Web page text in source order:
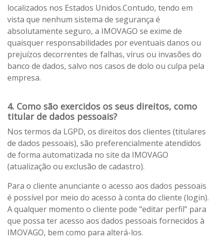
localizados nos Estados Unidos.Contudo, tendo em
vista que nenhum sistema de segurança é
absolutamente seguro, a IMOVAGO se exime de
quaisquer responsabilidades por eventuais danos ou
prejuízos decorrentes de falhas, vírus ou invasões do
banco de dados, salvo nos casos de dolo ou culpa pela
empresa.
4. Como são exercidos os seus direitos, como
titular de dados pessoais?
Nos termos da LGPD, os direitos dos clientes (titulares
de dados pessoais), são preferencialmente atendidos
de forma automatizada no site da IMOVAGO
(atualização ou exclusão de cadastro).
Para o cliente anunciante o acesso aos dados pessoais
é possível por meio do acesso à conta do cliente (login).
A qualquer momento o cliente pode “editar perfil” para
que possa ter acesso aos dados pessoais fornecidos à
IMOVAGO, bem como para alterá-los.